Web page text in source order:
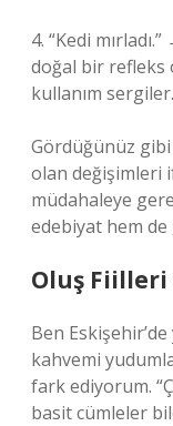
4. “Kedi
doğal bir refleks
kullanım sergiler.
Gördüğünüz
olan değişimleri
müdahaleye
edebiyat hem
Oluş Fiilleri
Ben
kahvemi
fark ediyorum.
basit cümleler